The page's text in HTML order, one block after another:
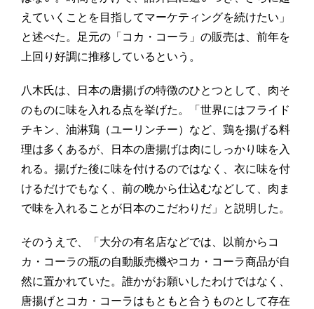
えていくことを目指してマーケティングを続けたい」
と述べた。足元の「コカ・コーラ」の販売は、前年を
上回り好調に推移しているという。
八木氏は、日本の唐揚げの特徴のひとつとして、肉そ
のものに味を入れる点を挙げた。「世界にはフライド
チキン、油淋鶏（ユーリンチー）など、鶏を揚げる料
理は多くあるが、日本の唐揚げは肉にしっかり味を入
れる。揚げた後に味を付けるのではなく、衣に味を付
けるだけでもなく、前の晩から仕込むなどして、肉ま
で味を入れることが日本のこだわりだ」と説明した。
そのうえで、「大分の有名店などでは、以前からコ
カ・コーラの瓶の自動販売機やコカ・コーラ商品が自
然に置かれていた。誰かがお願いしたわけではなく、
唐揚げとコカ・コーラはもともと合うものとして存在